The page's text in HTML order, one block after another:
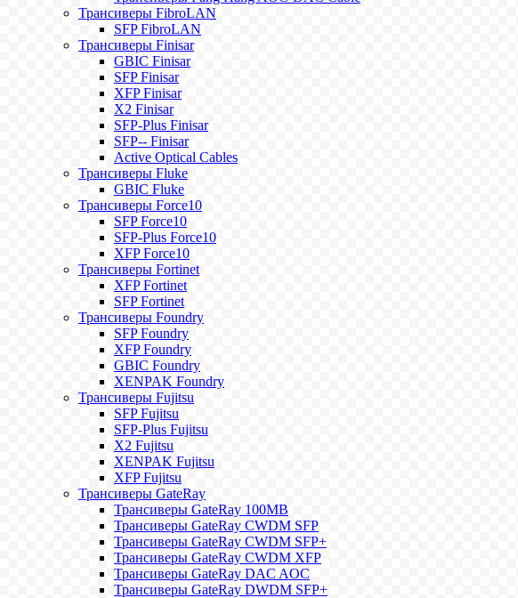
Трансиверы FibroLAN
SFP FibroLAN
Трансиверы Finisar
GBIC Finisar
SFP Finisar
XFP Finisar
X2 Finisar
SFP-Plus Finisar
SFP-- Finisar
Active Optical Cables
Трансиверы Fluke
GBIC Fluke
Трансиверы Force10
SFP Force10
SFP-Plus Force10
XFP Force10
Трансиверы Fortinet
XFP Fortinet
SFP Fortinet
Трансиверы Foundry
SFP Foundry
XFP Foundry
GBIC Foundry
XENPAK Foundry
Трансиверы Fujitsu
SFP Fujitsu
SFP-Plus Fujitsu
X2 Fujitsu
XENPAK Fujitsu
XFP Fujitsu
Трансиверы GateRay
Трансиверы GateRay 100MB
Трансиверы GateRay CWDM SFP
Трансиверы GateRay CWDM SFP+
Трансиверы GateRay CWDM XFP
Трансиверы GateRay DAC AOC
Трансиверы GateRay DWDM SFP+